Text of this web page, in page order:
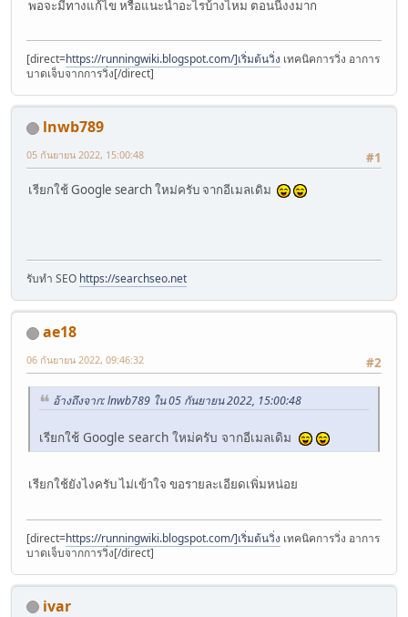
พอจะมีทางแก้ไข หรือแนะนำอะไรบ้างไหม ตอนนี้งงมาก
[direct=https://runningwiki.blogspot.com/]เริ่มต้นวิ่ง เทคนิคการวิ่ง อาการ
บาดเจ็บจากการวิ่ง[/direct]
lnwb789
#1
05 กันยายน 2022, 15:00:48
เรียกใช้ Google search ใหม่ครับ จากอีเมลเดิม
รับทำ SEO https://searchseo.net
ae18
#2
06 กันยายน 2022, 09:46:32
อ้างถึงจาก: lnwb789 ใน 05 กันยายน 2022, 15:00:48
เรียกใช้ Google search ใหม่ครับ จากอีเมลเดิม
เรียกใช้ยังไงครับ ไม่เข้าใจ ขอรายละเอียดเพิ่มหน่อย
[direct=https://runningwiki.blogspot.com/]เริ่มต้นวิ่ง เทคนิคการวิ่ง อาการ
บาดเจ็บจากการวิ่ง[/direct]
ivar